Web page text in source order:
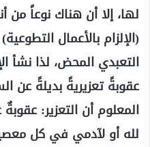
لها، إلا أن هناك نوعاً من
(الإلزام بالأعمال
التعبدي المحض، لذا نشأ
عقوبةً تعزيريةً بديلةً عن
المعلوم أن التعزير:
لله أو لآدمي في كل